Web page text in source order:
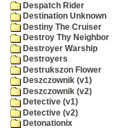
Despatch Rider
Destination Unknown
Destiny The Cruiser
Destroy Thy Neighbor
Destroyer Warship
Destroyers
Destrukszon Flower
Deszczownik (v1)
Deszczownik (v2)
Detective (v1)
Detective (v2)
Detonationix